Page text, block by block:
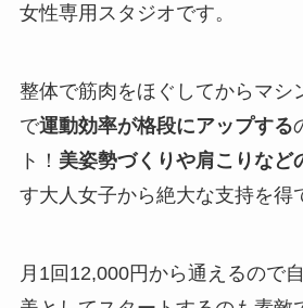
女性専用スタジオです。
整体で筋肉をほぐしてからマシ
で運動効率が格段にアップする
ト！ 美姿勢づくりや肩こりなど
す大人女子から絶大な支持を得
月1回12,000円から通えるので